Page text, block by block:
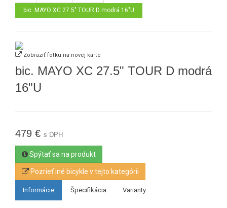
bic. MAYO XC 27.5" TOUR D modrá 16"U
Zobraziť fotku na novej karte
bic. MAYO XC 27.5" TOUR D modrá
16"U
479 € s DPH
Spýtať sa na produkt
Pozrieť iné bicykle v tejto kategórii
Informácie Špecifikácia Varianty